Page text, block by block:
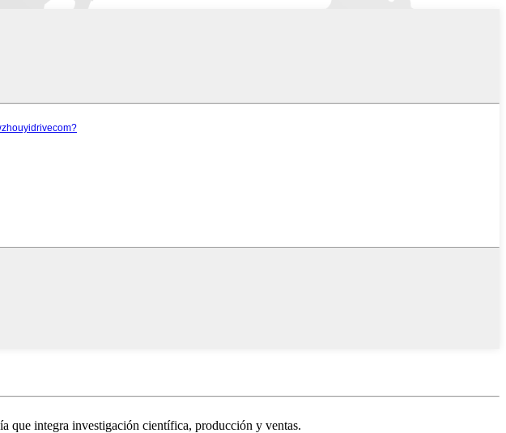
que integra investigación científica, producción y ventas.